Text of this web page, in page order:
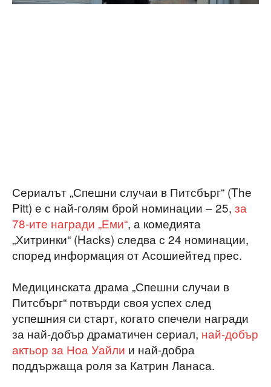
Сериалът „Спешни случаи в Питсбърг“ (The
Pitt) е с най-голям брой номинации – 25, за
78-ите награди „Еми“, а комедията
„Хитринки“ (Hacks) следва с 24 номинации,
според информация от Асошиейтед прес.
Медицинската драма „Спешни случаи в
Питсбърг“ потвърди своя успех след
успешния си старт, когато спечели награди
за най-добър драматичен сериал, най-добър
актьор за Ноа Уайли и най-добра
поддържаща роля за Катрин Ланаса.